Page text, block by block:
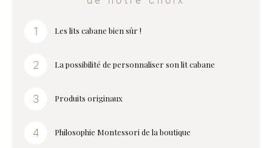
Les lits cabane bien sûr !
La possibilité de personnaliser son lit cabane
Produits originaux
Philosophie Montessori de la boutique